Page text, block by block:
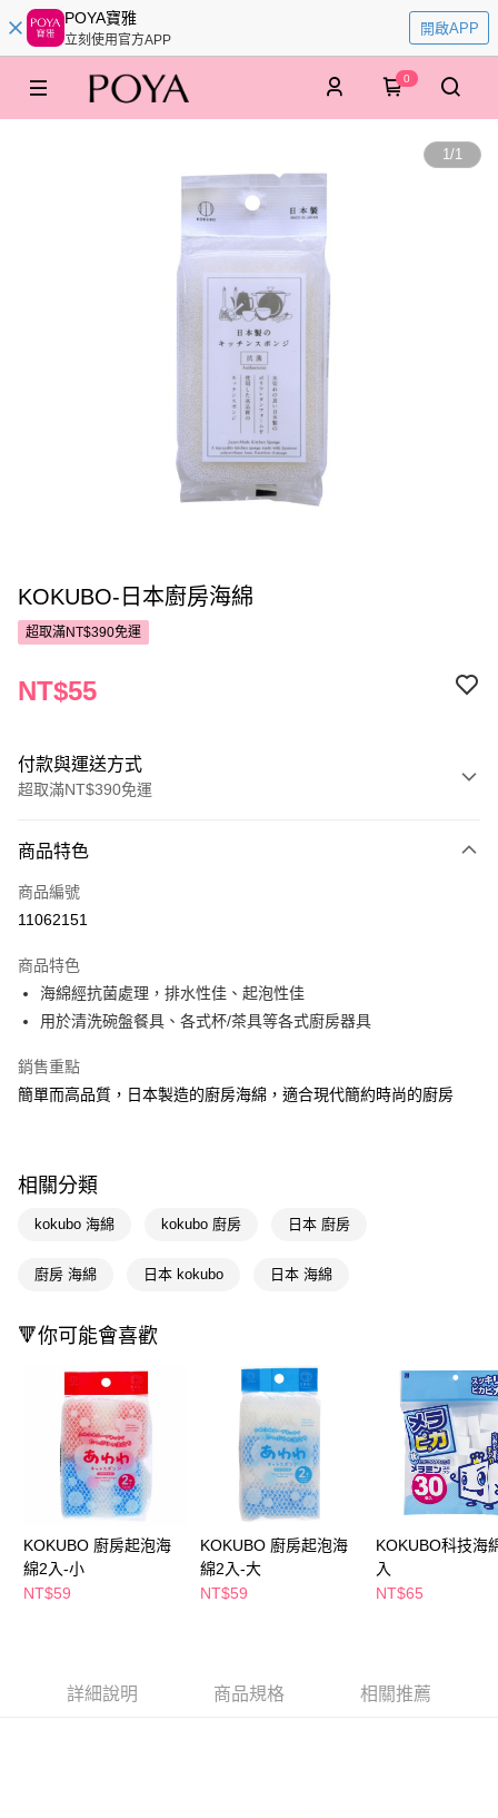
POYA寶雅
立刻使用官方APP
開啟APP
0
1/1
KOKUBO-日本廚房海綿
超取滿NT$390免運
NT$55
付款與運送方式
超取滿NT$390免運
POYA支付
信用卡一次付款
LINE Pay
Apple Pay
街口支付
AFTEE先享後付
相關說明
AFTEE先享後付是「在收到商品之後才付款」的支付方式。 讓您購物簡單
便利好安心！
２．便利：只要手機號碼，簡訊認證，即可結帳。
３．安心：先確認商品／服務後，再付款。
【「AFTEE先享後付」結帳流程】
１．於結帳方式選擇「AFTEE先享後付」後，將跳轉至「AFTEE先享後付」
結帳頁面，進行簡訊認證並確認金額後，即可完成結帳。
２．訂單成立數日內，您將收到繳費通知簡訊。
３．收到繳費通知簡訊後14天內，點擊此簡訊中的連結，可透過四大超商／
ATM／網路銀行／等多元方式進行付款，方視為交易完成。
※ 請注意：結帳手續完成當下不需立刻繳費，但若您需要取消訂單，請聯絡
購買商品的店家。未經商家同意取消之訂單仍視為有效，需透過AFTEE先享
後付繳納相關費用。
※ 交易是否成功請以「AFTEE先享後付 」之結帳頁面顯示為準，若有關於
是否繳費成功／繳費後需取消欲退款等相關疑問，請聯繫「AFTEE先享後付
易，需依本服務之必要範圍內提供個人資料，並將交易相關給付款項請求債
權轉讓予恩沛科技股份有限公司。
即享券
每筆NT$65，滿NT$390(含以上)免運費
付款後全家取貨
每筆NT$65，滿NT$390(含以上)免運費
萊爾富取貨付款
每筆NT$65，滿NT$490(含以上)免運費
付款後萊爾富取貨
每筆NT$65，滿NT$490(含以上)免運費
商品特色
商品編號
11062151
商品特色
海綿經抗菌處理，排水性佳、起泡性佳
用於清洗碗盤餐具、各式杯/茶具等各式廚房器具
銷售重點
簡單而高品質，日本製造的廚房海綿，適合現代簡約時尚的廚房
相關分類
kokubo 海綿 kokubo 廚房 日本 廚房
廚房 海綿 日本 kokubo 日本 海綿
🔻你可能會喜歡
KOKUBO 廚房起泡海
綿2入-小
NT$59
KOKUBO 廚房起泡海
綿2入-大
NT$59
KOKUBO科技海
入
NT$65
詳細說明 商品規格 相關推薦